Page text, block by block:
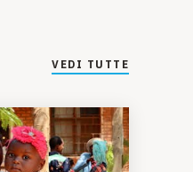
VEDI TUTTE